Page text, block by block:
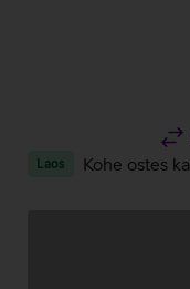
Laos Kohe ostes